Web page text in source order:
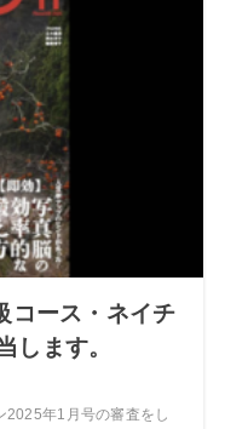
ース・ネイチ
します。
2025年1月号の審査をし